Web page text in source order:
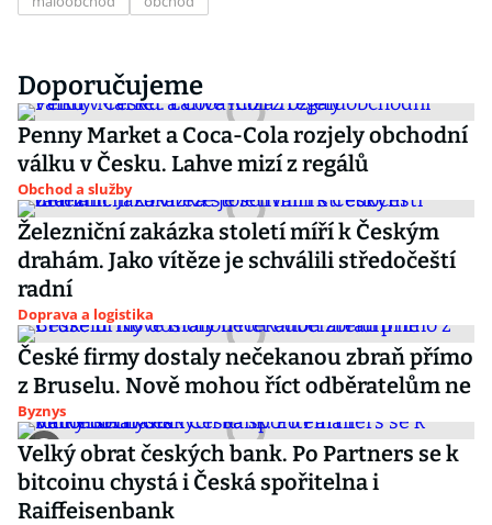
Doporučujeme
Penny Market a Coca-Cola rozjely obchodní
válku v Česku. Lahve mizí z regálů
Obchod a služby
Železniční zakázka století míří k Českým
drahám. Jako vítěze je schválili středočeští
radní
Doprava a logistika
České firmy dostaly nečekanou zbraň přímo
z Bruselu. Nově mohou říct odběratelům ne
Byznys
Velký obrat českých bank. Po Partners se k
bitcoinu chystá i Česká spořitelna i
Raiffeisenbank